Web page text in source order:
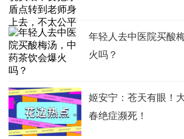
年轻人去中医院买酸
火吗？
姬安宁：苍天有眼！
春绝症濒死！